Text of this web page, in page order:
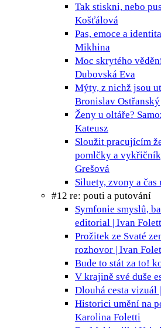
Tak stiskni, nebo
Košťálová
Pas, emoce a identita
Mikhina
Moc skrytého
Dubovská Eva
Mýty, z nichž jsou
Bronislav Ostřanský
Ženy u oltáře?
Kateusz
Sloužit pracujícím
pomlčky a
Grešová
Siluety, zvony a čas
#12 re: pouti a putování
Symfonie smyslů,
editorial | Ivan
Prožitek ze Svaté
rozhovor | Ivan
Bude to stát za to!
V krajině své duše
Dlouhá cesta vizuál
Historici umění na
Karolina Foletti